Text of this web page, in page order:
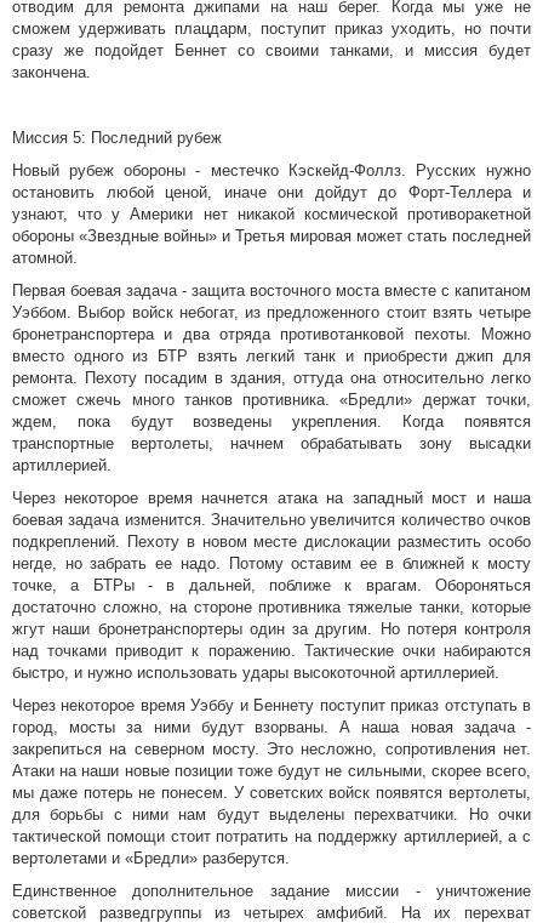
отводим для ремонта джипами на наш берег. Когда мы уже не
сможем удерживать плацдарм, поступит приказ уходить, но почти
сразу же подойдет Беннет со своими танками, и миссия будет
закончена.
Миссия 5: Последний рубеж
Новый рубеж обороны - местечко Кэскейд-Фоллз. Русских нужно
остановить любой ценой, иначе они дойдут до Форт-Теллера и
узнают, что у Америки нет никакой космической противоракетной
обороны «Звездные войны» и Третья мировая может стать последней
атомной.
Первая боевая задача - защита восточного моста вместе с капитаном
Уэббом. Выбор войск небогат, из предложенного стоит взять четыре
бронетранспортера и два отряда противотанковой пехоты. Можно
вместо одного из БТР взять легкий танк и приобрести джип для
ремонта. Пехоту посадим в здания, оттуда она относительно легко
сможет сжечь много танков противника. «Бредли» держат точки,
ждем, пока будут возведены укрепления. Когда появятся
транспортные вертолеты, начнем обрабатывать зону высадки
артиллерией.
Через некоторое время начнется атака на западный мост и наша
боевая задача изменится. Значительно увеличится количество очков
подкреплений. Пехоту в новом месте дислокации разместить особо
негде, но забрать ее надо. Потому оставим ее в ближней к мосту
точке, а БТРы - в дальней, поближе к врагам. Обороняться
достаточно сложно, на стороне противника тяжелые танки, которые
жгут наши бронетранспортеры один за другим. Но потеря контроля
над точками приводит к поражению. Тактические очки набираются
быстро, и нужно использовать удары высокоточной артиллерией.
Через некоторое время Уэббу и Беннету поступит приказ отступать в
город, мосты за ними будут взорваны. А наша новая задача -
закрепиться на северном мосту. Это несложно, сопротивления нет.
Атаки на наши новые позиции тоже будут не сильными, скорее всего,
мы даже потерь не понесем. У советских войск появятся вертолеты,
для борьбы с ними нам будут выделены перехватчики. Но очки
тактической помощи стоит потратить на поддержку артиллерией, а с
вертолетами и «Бредли» разберутся.
Единственное дополнительное задание миссии - уничтожение
советской разведгруппы из четырех амфибий. На их перехват